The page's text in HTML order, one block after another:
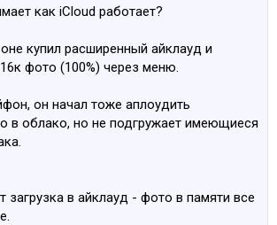
как iCloud работает?
купил расширенный айклауд и
фото (100%) через меню.
он начал тоже аплоудить
в облако, но не подгружает имеющиеся
загрузка в айклауд - фото в памяти все